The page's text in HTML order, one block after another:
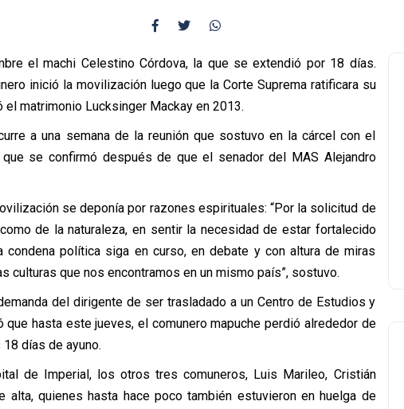
el machi Celestino Córdova, la que se extendió por 18 días.
inició la movilización luego que la Corte Suprema ratificara su
matrimonio Lucksinger Mackay en 2013.
a una semana de la reunión que sostuvo en la cárcel con el
que se confirmó después de que el senador del MAS Alejandro
se deponía por razones espirituales: “Por la solicitud de
de la naturaleza, en sentir la necesidad de estar fortalecido
política siga en curso, en debate y con altura de miras
culturas que nos encontramos en un mismo país”, sostuvo.
del dirigente de ser trasladado a un Centro de Estudios y
que hasta este jueves, el comunero mapuche perdió alrededor de
días de ayuno.
de Imperial, los otros tres comuneros, Luis Marileo, Cristián
alta, quienes hasta hace poco también estuvieron en huelga de